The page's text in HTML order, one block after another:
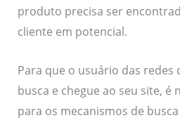
produto precisa ser
cliente em potencial.
Para que o usuário das
busca e chegue ao seu site, é
para os mecanismos de busca